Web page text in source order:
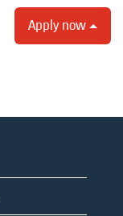
Apply now